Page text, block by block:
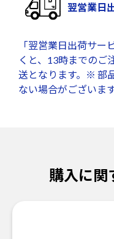
翌営業日
「翌営業日出荷サー
くと、13時までのご
送となります。※ 部
ない場合がございます
購入に関